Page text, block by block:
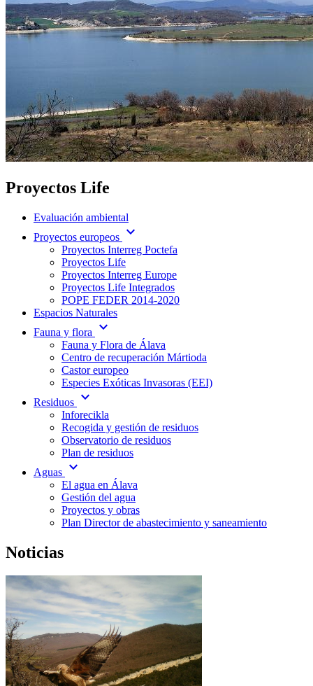
Proyectos Life
Evaluación ambiental
Proyectos europeos expand_more
Proyectos Interreg Poctefa
Proyectos Life
Proyectos Interreg Europe
Proyectos Life Integrados
POPE FEDER 2014-2020
Espacios Naturales
Fauna y flora
expand_more
Fauna y Flora de Álava
Centro de recuperación Mártioda
Castor europeo
Especies Exóticas Invasoras (EEI)
Residuos expand_more
Inforecikla
Recogida y gestión de residuos
Observatorio de residuos
Plan de residuos
Aguas expand_more
El agua en Álava
Gestión del agua
Proyectos y obras
Plan Director de abastecimiento y saneamiento
Noticias